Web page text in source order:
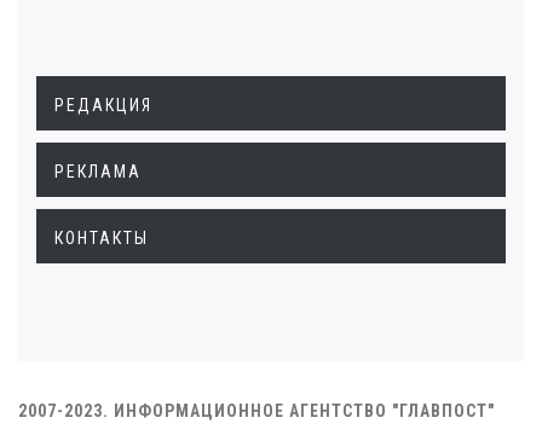
РЕДАКЦИЯ
РЕКЛАМА
КОНТАКТЫ
2007-2023. ИНФОРМАЦИОННОЕ АГЕНТСТВО "ГЛАВПОСТ"